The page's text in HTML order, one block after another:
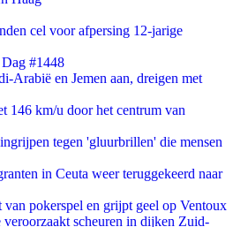
cel voor afpersing 12-jarige
#1448
Arabië en Jemen aan, dreigen met
146 km/u door het centrum van
tegen 'gluurbrillen' die mensen
in Ceuta weer teruggekeerd naar
pokerspel en grijpt geel op Ventoux
veroorzaakt scheuren in dijken Zuid-